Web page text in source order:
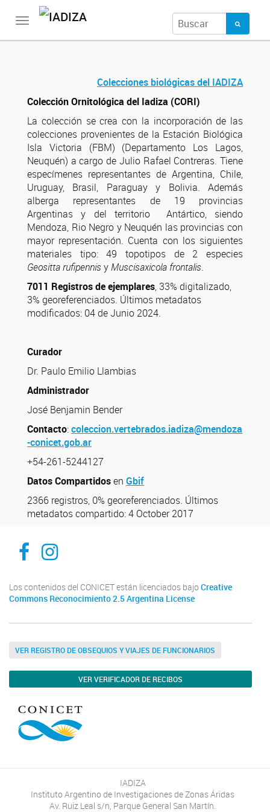
Toggle
Colecciones biológicas del IADIZA
Colección Ornitológica del Iadiza (CORI)
La colección se crea con la incorporación de las
colecciones provenientes de la Estación Biológica
Isla Victoria (FBM) (Departamento Los Lagos,
Neuquén) a cargo de Julio Rafael Contreras. Tiene
especímenes representantes de Argentina, Chile,
Uruguay, Brasil, Paraguay y Bolivia. Además
alberga representantes de 19 provincias
Argentinas y del territorio Antártico, siendo
Mendoza, Rio Negro y Neuquén las provincias con
mayor representación. Cuenta con los siguientes
materiales tipo: 49 topotipos de 2 especies
Geositta rufipennisyMuscisaxicola frontalis.
7011 Registrosde ejemplares, 33% digitalizado,
3% georeferenciados. Últimos metadatos
modificados: 04 de Junio 2024.
Curador
Dr. Paulo Emilio Llambias
Administrador
José Benjamin Bender
Contacto:coleccion.vertebrados.iadiza@mendoza
-conicet.gob.ar
+54-261-5244127
Datos Compartidosen Gbif
2366 registros, 0% georeferenciados. Últimos
metadatos compartido: 4 October 2017
Facebook
Instagram
Los contenidos del CONICET están licenciados bajo Creative
Commons Reconocimiento 2.5 Argentina License
VER REGISTRO DE OBSEQUIOS Y VIAJES DE FUNCIONARIOS
VER VERIFICADOR DE RECIBOS
IADIZA
Instituto Argentino de Investigaciones de Zonas Áridas
Av. Ruiz Leal s/n, Parque General San Martín.